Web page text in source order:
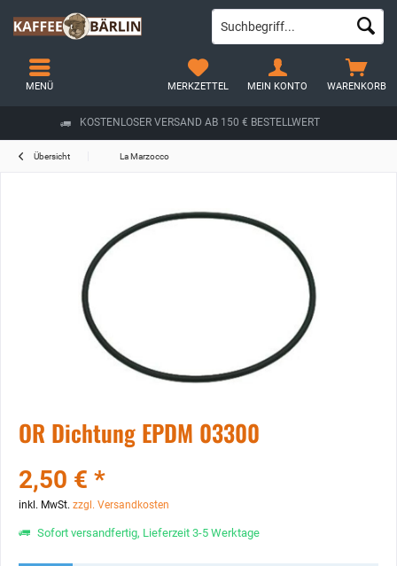
KOSTENLOSER VERSAND AB 150 € BESTELLWERT
WARENKORB
MERKZETTEL MEIN KONTO
MENÜ
Übersicht La Marzocco
OR Dichtung EPDM 03300
2,50 € *
inkl. MwSt. zzgl. Versandkosten
Sofort versandfertig, Lieferzeit 3-5 Werktage